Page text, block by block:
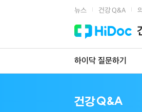
뉴스 건강 Q&A
하이닥 질문하기